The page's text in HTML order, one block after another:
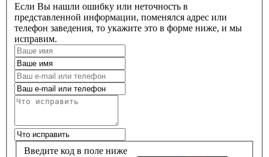
Если Вы нашли ошибку или неточность в
представленной информации, поменялся адрес или
телефон заведения, то укажите это в форме ниже, и мы
исправим.
Введите код в поле ниже